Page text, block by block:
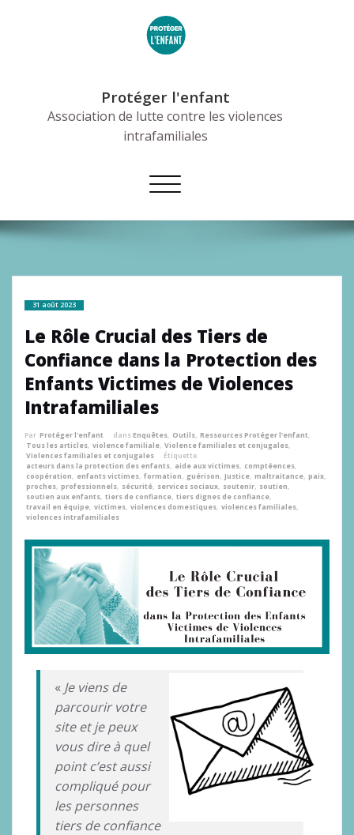
Protéger l'enfant
Association de lutte contre les violences
intrafamiliales
Afficher/masquer
la
31 août 2023
Le Rôle Crucial des Tiers de
Confiance dans la Protection des
Enfants Victimes de Violences
Intrafamiliales
Par Protéger l'enfant dansEnquêtes, Outils, Ressources Protéger l'enfant,
Tous les articles, violence familiale, Violence familiales et conjugales,
Violences familiales et conjugales
Étiquette
acteurs dans la protection des enfants, aide aux victimes, comptéences,
coopération, enfants victimes, formation, guérison, Justice, maltraitance, paix,
proches, professionnels, sécurité, services sociaux, soutenir, soutien,
soutien aux enfants, tiers de confiance, tiers dignes de confiance,
travail en équipe, victimes, violences domestiques, violences familiales,
violences intrafamiliales
« Je viens de
parcourir votre
site et je peux
vous dire à quel
point c’est aussi
compliqué pour
les personnes
tiers de confiance